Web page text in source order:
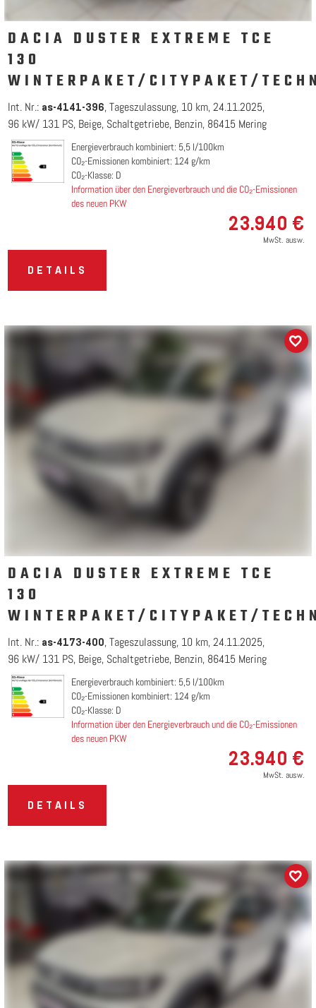
DACIA DUSTER EXTREME TCE
130
WINTERPAKET/CITYPAKET/
Int. Nr.: as-4141-396 Tageszulassung 10 km 24.11.2025
96 kW/ 131 PS Beige Schaltgetriebe Benzin 86415 Mering
Energieverbrauch kombiniert: 5,5 l/100km
CO₂-Emissionen kombiniert: 124 g/km
CO₂-Klasse: D
Information über den Energieverbrauch und die CO₂-Emissionen
des neuen PKW
23.940 €
MwSt. ausw.
DETAILS
DACIA DUSTER EXTREME TCE
130
WINTERPAKET/CITYPAKET/
Int. Nr.: as-4173-400 Tageszulassung 10 km 24.11.2025
96 kW/ 131 PS Beige Schaltgetriebe Benzin 86415 Mering
Energieverbrauch kombiniert: 5,5 l/100km
CO₂-Emissionen kombiniert: 124 g/km
CO₂-Klasse: D
Information über den Energieverbrauch und die CO₂-Emissionen
des neuen PKW
23.940 €
MwSt. ausw.
DETAILS